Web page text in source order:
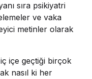
sıra psikiyatri
ve vaka
metinler olarak
içe geçtiği birçok
nasıl ki her